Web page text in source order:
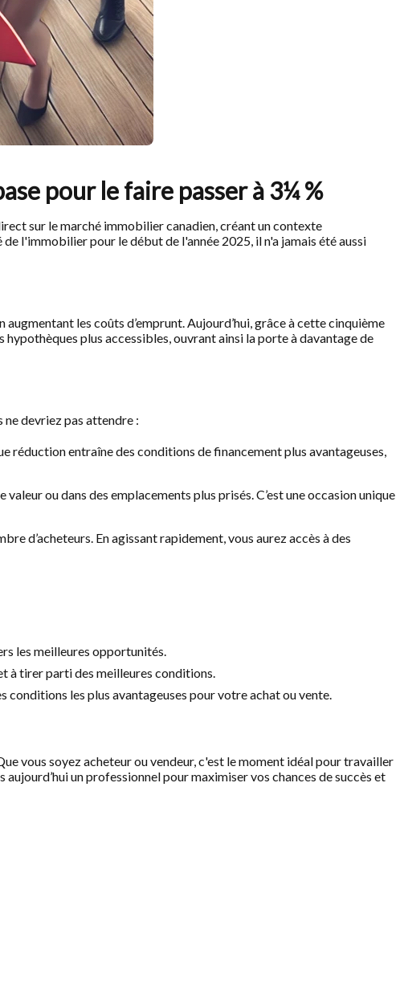
pour le faire passer à 3¼ %
sur le marché immobilier canadien, créant un contexte
l'immobilier pour le début de l'année 2025, il n'a jamais été aussi
les coûts d’emprunt. Aujourd’hui, grâce à cette cinquième
plus accessibles, ouvrant ainsi la porte à davantage de
devriez pas attendre :
réduction entraîne des conditions de financement plus avantageuses,
ou dans des emplacements plus prisés. C’est une occasion unique
d’acheteurs. En agissant rapidement, vous aurez accès à des
les meilleures opportunités.
à tirer parti des meilleures conditions.
conditions les plus avantageuses pour votre achat ou vente.
vous soyez acheteur ou vendeur, c'est le moment idéal pour travailler
un professionnel pour maximiser vos chances de succès et